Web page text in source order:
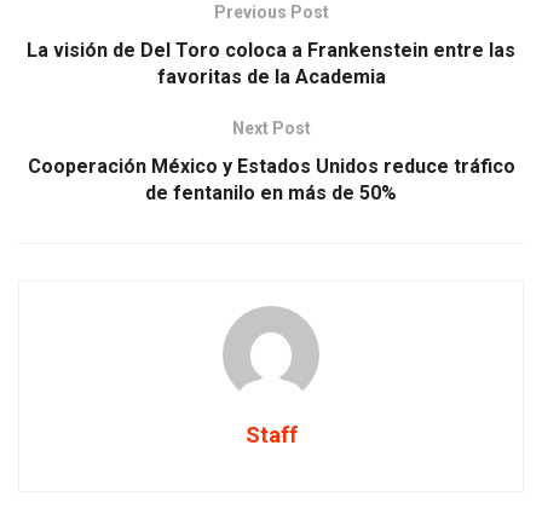
Previous Post
La visión de Del Toro coloca a Frankenstein entre las
favoritas de la Academia
Next Post
Cooperación México y Estados Unidos reduce tráfico
de fentanilo en más de 50%
Staff